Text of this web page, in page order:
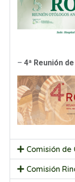
– 4ª Reunión
Comisión de
Comisión